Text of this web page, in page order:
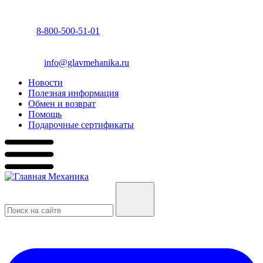
8-800-500-51-01
info@glavmehanika.ru
Новости
Полезная информация
Обмен и возврат
Помощь
Подарочные сертификаты